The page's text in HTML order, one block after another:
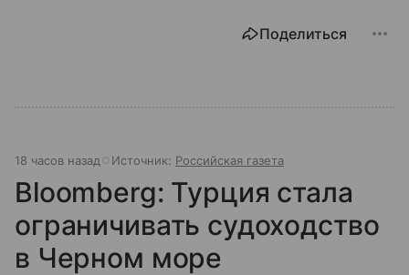
Поделиться
18 часов назад Источник: Российская газета
Bloomberg: Турция стала
ограничивать судоходство
в Черном море